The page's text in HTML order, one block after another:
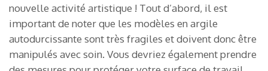
nouvelle activité artistique ! Tout d’abord, il est
important de noter que les modèles en argile
autodurcissante sont très fragiles et doivent donc être
manipulés avec soin. Vous devriez également prendre